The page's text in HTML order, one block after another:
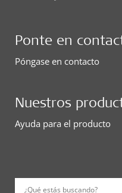
Ponte en
Póngase en contacto
Nuestros
Ayuda para el producto
¿Qué estás buscando?